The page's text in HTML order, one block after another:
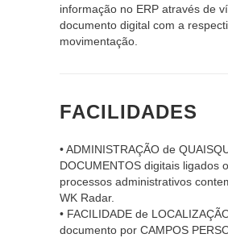
informação no ERP através de
documento digital com a
movimentação.
FACILIDADES
• ADMINISTRAÇÃO de
DOCUMENTOS digitais ligados
processos administrativos
WK Radar.
• FACILIDADE de
documento por CAMPOS